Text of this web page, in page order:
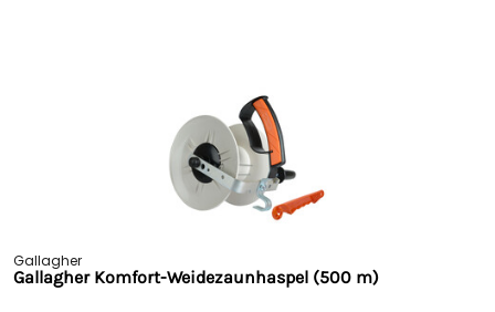
Gallagher
Gallagher Komfort-Weidezaunhaspel (500 m)